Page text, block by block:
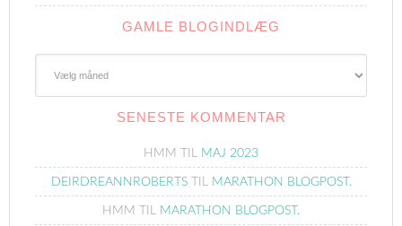
GAMLE BLOGINDLÆG
SENESTE KOMMENTAR
HMM TIL MAJ 2023
DEIRDREANNROBERTSTIL MARATHON BLOGPOST.
HMM TIL MARATHON BLOGPOST.